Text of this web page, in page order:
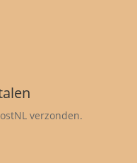
verzonden.